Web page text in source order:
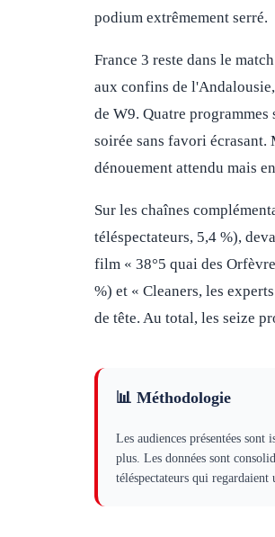
podium extrêmement serré.
France 3 reste dans le
aux confins de
de W9. Quatre
soirée sans favori
dénouement attendu mais
Sur les chaînes
téléspectateurs, 5,4 %),
film « 38°5 quai des
%) et « Cleaners, les
de tête. Au total, les seize
📊 Méthodologie
Les audiences présentées
plus. Les données sont
téléspectateurs qui